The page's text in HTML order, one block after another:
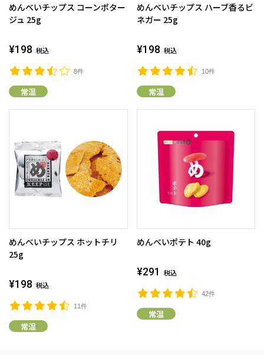
めんべいチップス コーンポター
ジュ 25g
8件
¥198 税込
常温
めんべいチップス ハーブ香るビ
ネガー 25g
10件
¥198 税込
常温
めんべいチップス ホットチリ
25g
11件
¥198 税込
常温
めんべいポテト 40g
42件
¥291 税込
常温